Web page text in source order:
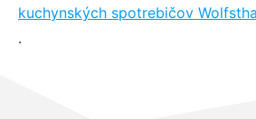
kuchynských spotrebičov
.